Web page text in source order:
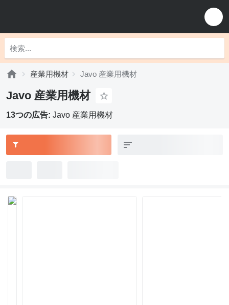
産業用機材 Javo 産業用機材
Javo 産業用機材
13つの広告: Javo 産業用機材